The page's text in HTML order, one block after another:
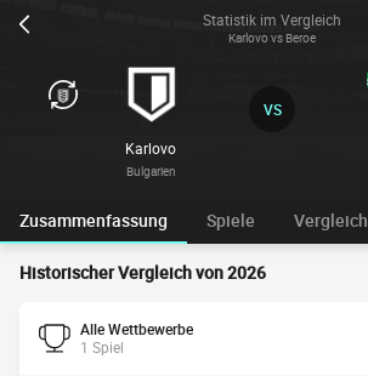
Statistik im Vergleich
Karlovo vs Beroe
Karlovo
Bulgarien
VS
Zusammenfassung Spiele Vergleich
Historischer Vergleich von 2026
Alle Wettbewerbe
1 Spiel